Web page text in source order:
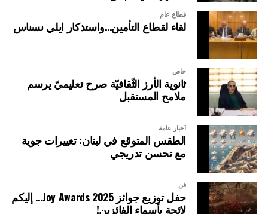
قطاع عام
لقاء لقطاع التأمين…واستذكار ايلي نسناس
خاص
ثانوية الأرز الثّقافيّة صرح تعليميّ يرسم
ملامح المستقبل
أخبار عامة
الطقس المتوقع في لبنان: تغييرات جوية
مع تحسن تدريجي
فن
حفل توزيع جوائز Joy Awards 2025… إليكم
لائحة بأسماء الفائزين!